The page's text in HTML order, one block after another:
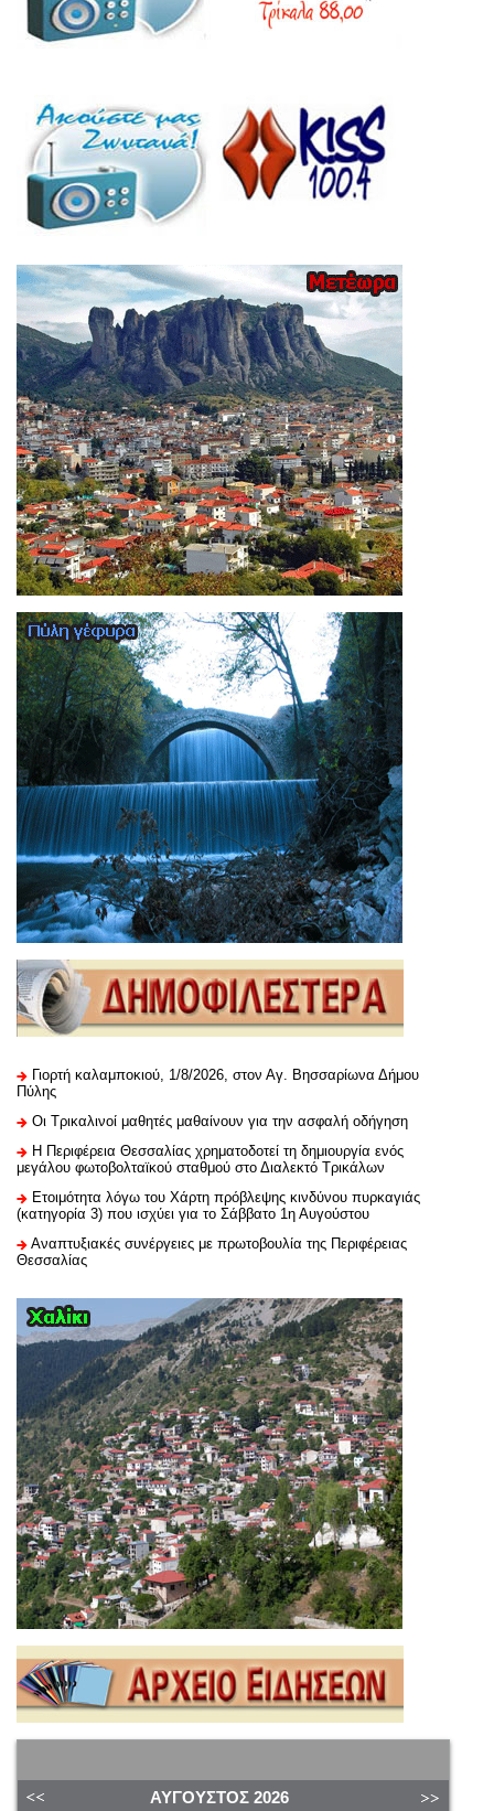
Γιορτή καλαμποκιού, 1/8/2026, στον Αγ. Βησσαρίωνα Δήμου
Πύλης
Οι Τρικαλινοί μαθητές μαθαίνουν για την ασφαλή οδήγηση
H Περιφέρεια Θεσσαλίας χρηματοδοτεί τη δημιουργία ενός
μεγάλου φωτοβολταϊκού σταθμού στο Διαλεκτό Τρικάλων
Ετοιμότητα λόγω του Χάρτη πρόβλεψης κινδύνου πυρκαγιάς
(κατηγορία 3) που ισχύει για το Σάββατο 1η Αυγούστου
Αναπτυξιακές συνέργειες με πρωτοβουλία της Περιφέρειας
Θεσσαλίας
ΑΎΓΟΥΣΤΟΣ 2026